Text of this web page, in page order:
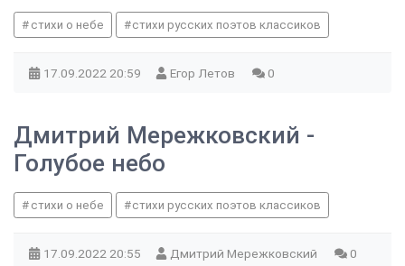
стихи о небе стихи русских поэтов классиков
17.09.2022 20:59 Егор Летов 0
Дмитрий Мережковский -
Голубое небо
стихи о небе стихи русских поэтов классиков
17.09.2022 20:55 Дмитрий Мережковский 0